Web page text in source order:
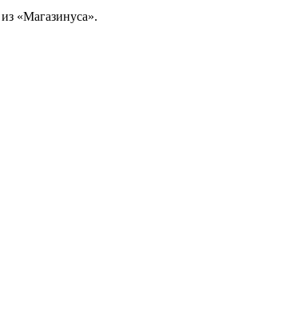
«Магазинуса».